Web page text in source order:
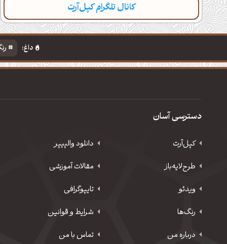
کانال تلگرام کپل‌آرت
داغ:
دسترسی آسان
کپل‌آرت دانلود‌ والپیپر
طرح‌لایه‌باز
مقالات آموزشی
ویدئو
‌تایپوگرافی
رنگ‌ها
شرایط و قوانین
درباره من
تماس با من